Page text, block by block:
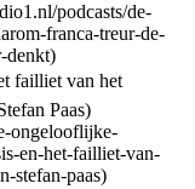
podcasts/de-
franca-treur-de-
denkt)
failliet van het
Paas)
ongelooflijke-
en-het-failliet-van-
stefan-paas)